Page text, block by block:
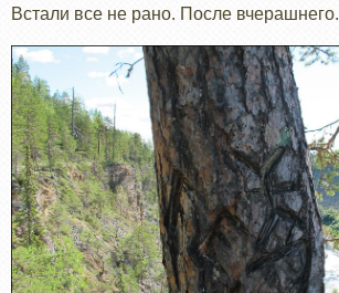
Встали все не рано. После вчерашнего.